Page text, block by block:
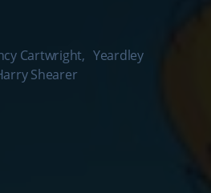
Cartwright, Yeardley
Shearer